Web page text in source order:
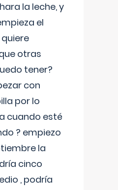
la leche, y
el
otras
tener?
con
por lo
cuando esté
? empiezo
la
cinco
, podría